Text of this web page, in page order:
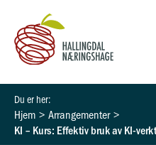
innholdet
Hjem
Arrangementer
KI – Kurs: Effektiv bruk av KI-